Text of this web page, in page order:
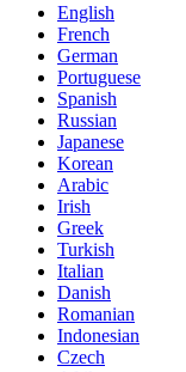
English
French
German
Portuguese
Spanish
Russian
Japanese
Korean
Arabic
Irish
Greek
Turkish
Italian
Danish
Romanian
Indonesian
Czech